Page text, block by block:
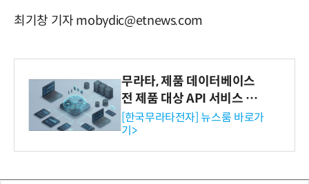
최기창 기자 mobydic@etnews.com
무라타, 제품 데이터베이스
전 제품 대상 API 서비스 제
공…73개 제품 카테고리로
확대
[한국무라타전자] 뉴스룸 바로가
기>